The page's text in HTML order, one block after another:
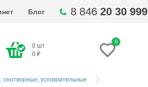
Блог 8 846 20 30 999
0 шт.
0 ₽
0
снотворные, успокоительные